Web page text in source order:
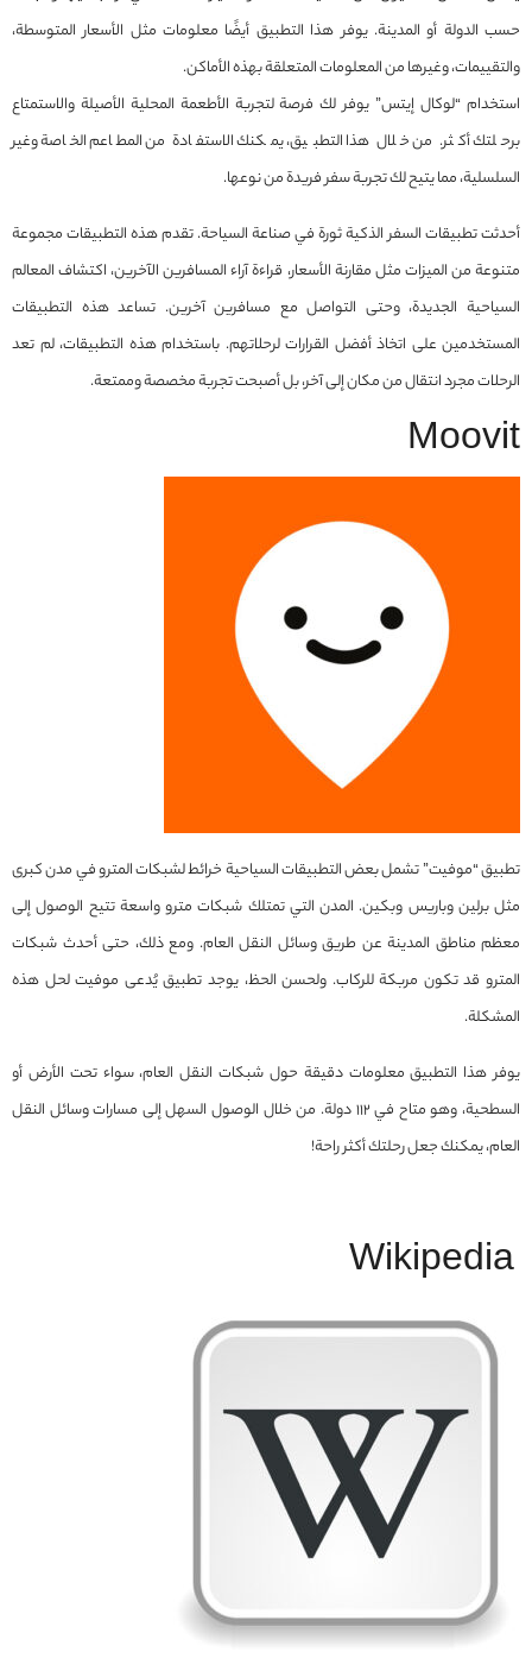
حسب الدولة أو المدينة. يوفر هذا التطبيق أيضًا معلومات مثل الأسعار المتوسطة،
والتقييمات، وغيرها من المعلومات المتعلقة بهذه الأماكن.
استخدام “لوكال إيتس” يوفر لك فرصة لتجربة الأطعمة المحلية الأصيلة والاستمتاع
برحلتك أكثر. من خلال هذا التطبيق، يمكنك الاستفادة من المطاعم الخاصة وغير
السلسلية، مما يتيح لك تجربة سفر فريدة من نوعها.
أحدثت تطبيقات السفر الذكية ثورة في صناعة السياحة. تقدم هذه التطبيقات مجموعة
متنوعة من الميزات مثل مقارنة الأسعار، قراءة آراء المسافرين الآخرين، اكتشاف المعالم
السياحية الجديدة، وحتى التواصل مع مسافرين آخرين. تساعد هذه التطبيقات
المستخدمين على اتخاذ أفضل القرارات لرحلاتهم. باستخدام هذه التطبيقات، لم تعد
الرحلات مجرد انتقال من مكان إلى آخر، بل أصبحت تجربة مخصصة وممتعة.
Moovit
تطبيق “موفيت” تشمل بعض التطبيقات السياحية خرائط لشبكات المترو في مدن كبرى
مثل برلين وباريس وبكين. المدن التي تمتلك شبكات مترو واسعة تتيح الوصول إلى
معظم مناطق المدينة عن طريق وسائل النقل العام. ومع ذلك، حتى أحدث شبكات
المترو قد تكون مربكة للركاب. ولحسن الحظ، يوجد تطبيق يُدعى موفيت لحل هذه
المشكلة.
يوفر هذا التطبيق معلومات دقيقة حول شبكات النقل العام، سواء تحت الأرض أو
السطحية، وهو متاح في 112 دولة. من خلال الوصول السهل إلى مسارات وسائل النقل
العام، يمكنك جعل رحلتك أكثر راحة!